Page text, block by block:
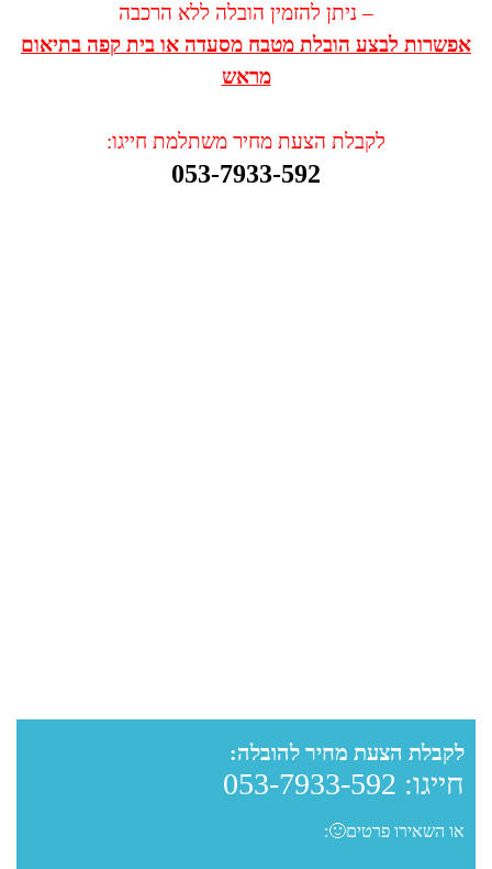
– ניתן להזמין הובלה ללא הרכבה
אפשרות לבצע הובלת מטבח מסעדה או בית קפה בתיאום
מראש
לקבלת הצעת מחיר משתלמת חייגו:
053-7933-592
לקבלת הצעת מחיר להובלה:
חייגו: 053-7933-592
או השאירו פרטים🙂: